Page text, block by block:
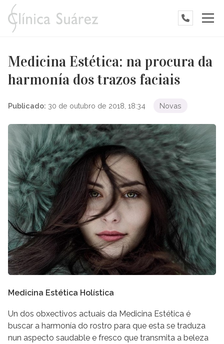
Medicina Estética: na procura da
harmonía dos trazos faciais
Publicado: 30 de outubro de 2018, 18:34 Novas
Medicina Estética Holística
Un dos obxectivos actuais da Medicina Estética é
buscar a harmonía do rostro para que esta se traduza
nun aspecto saudable e fresco que transmita a beleza